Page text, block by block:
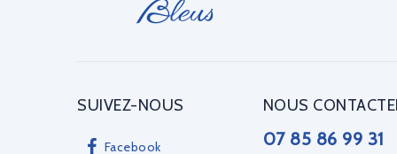
SUIVEZ-NOUS
Facebook
NOUS
07 85 86 99 31